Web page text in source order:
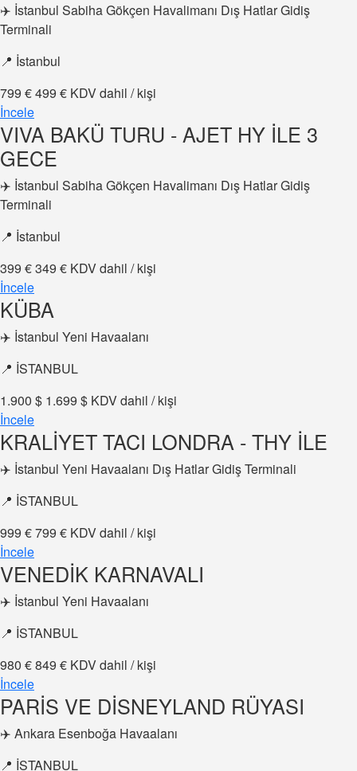
✈️ İstanbul Sabiha Gökçen Havalimanı Dış Hatlar Gidiş
Terminali
📍 İstanbul
799 €499 € KDV dahil / kişi
İncele
VIVA BAKÜ TURU - AJET HY İLE 3
GECE
✈️ İstanbul Sabiha Gökçen Havalimanı Dış Hatlar Gidiş
Terminali
📍 İstanbul
399 €349 € KDV dahil / kişi
İncele
KÜBA
✈️ İstanbul Yeni Havaalanı
📍 İSTANBUL
1.900 $ 1.699 $ KDV dahil / kişi
İncele
KRALİYET TACI LONDRA - THY İLE
✈️ İstanbul Yeni Havaalanı Dış Hatlar Gidiş Terminali
📍 İSTANBUL
999 €799 € KDV dahil / kişi
İncele
VENEDİK KARNAVALI
✈️ İstanbul Yeni Havaalanı
📍 İSTANBUL
980 €849 € KDV dahil / kişi
İncele
PARİS VE DİSNEYLAND RÜYASI
✈️ Ankara Esenboğa Havaalanı
📍 İSTANBUL